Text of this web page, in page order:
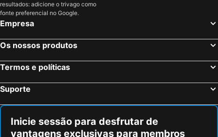
resultados: adicione o trivago como
fonte preferencial no Google.
Empresa
Os nossos produtos
Termos e políticas
Suporte
Inicie sessão para desfrutar de
vantagens exclusivas para membros